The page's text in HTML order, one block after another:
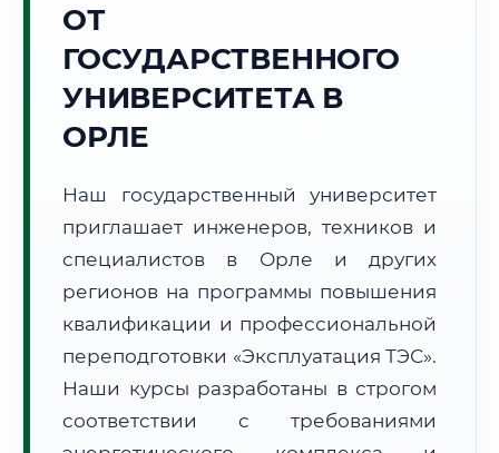
🌅 Восход:
📍 Региональная справка
Субъект:
Почтовые индексы:
302000–302999
Часовой пояс:
МСК (UTC+3)
Формат учебы:
Дистанционно
🗺️ Зона обслуживания: г. Орёл
ОТ
ГОСУДАРСТВЕННОГО
УНИВЕРСИТЕТА В
ОРЛЕ
Наш государственный университет
приглашает инженеров, техников и
специалистов в Орле и других
регионов на программы повышения
квалификации и профессиональной
переподготовки «Эксплуатация ТЭС».
Наши курсы разработаны в строгом
соответствии с требованиями